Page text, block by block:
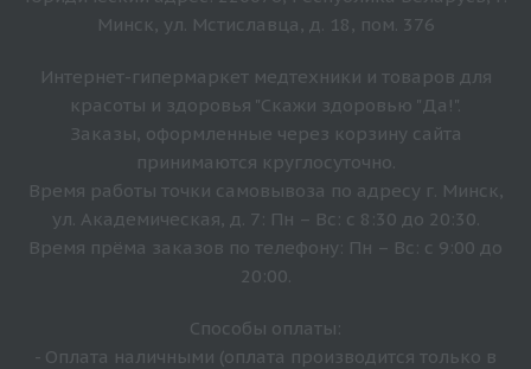
Минск, ул. Мстиславца, д. 18, пом. 376
Интернет-гипермаркет медтехники и товаров для
красоты и здоровья "Скажи здоровью "Да!".
Заказы, оформленные через корзину сайта
принимаются круглосуточно.
Время работы точки самовывоза по адресу г. Минск,
ул. Академическая, д. 7: Пн – Вс: с 8:30 до 20:30.
Время прёма заказов по телефону: Пн – Вс: с 9:00 до
20:00.
Способы оплаты:
- Оплата наличными (оплата производится только в